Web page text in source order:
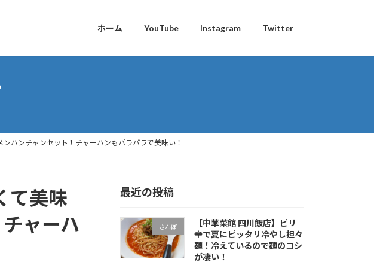
ホーム YouTube Instagram Twitter
ハンチャンセット！チャーハンもパラパラで美味い！
て美味
ャーハ
最近の投稿
さんぽ
【中華菜館 四川飯店】ピリ
辛で夏にピッタリ冷やし担々
麺！冷えているので麺のコシ
が凄い！